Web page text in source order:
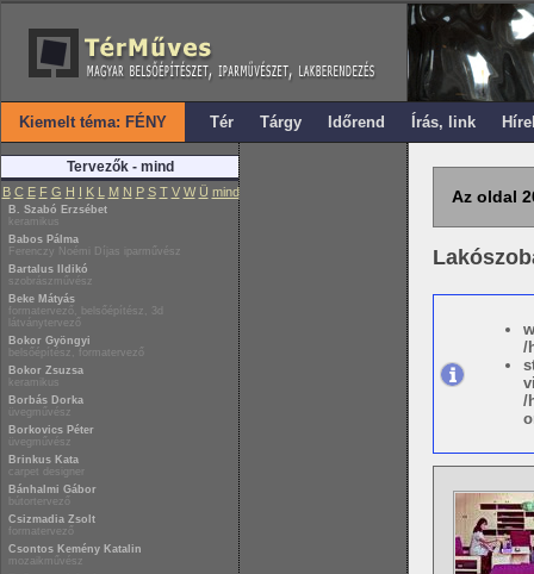
Kiemelt téma: FÉNY Tér Tárgy Időrend Írás, link
Tervezők - mind
B C E F G H I K L M N P S T V W Ü mind
B. Szabó Erzsébet
keramikus
Babos Pálma
Ferenczy Noémi Díjas iparművész
Bartalus Ildikó
szobrászművész
Beke Mátyás
formatervező, belsőépítész, 3d
látványtervező
Bokor Gyöngyi
belsőépítész, formatervező
Bokor Zsuzsa
keramikus
Borbás Dorka
üvegművész
Borkovics Péter
üvegművész
Brinkus Kata
carpet designer
Bánhalmi Gábor
bútortervező
Csizmadia Zsolt
formatervező
Csontos Kemény Katalin
mozaikművész
Az oldal
/
/